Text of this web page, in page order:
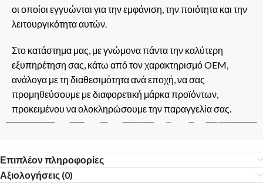
οι οποίοι εγγυώνται για την εμφάνιση, την ποιότητα και την
λειτουργικότητα αυτών.
Στο κατάστημα μας, με γνώμονα πάντα την καλύτερη
εξυπηρέτηση σας, κάτω από τον χαρακτηρισμό OEM,
ανάλογα με τη διαθεσιμότητα ανά εποχή, να σας
προμηθεύσουμε με διαφορετική μάρκα προϊόντων,
προκειμένου να ολοκληρώσουμε την παραγγελία σας.
Επιπλέον πληροφορίες
Αξιολογήσεις (0)